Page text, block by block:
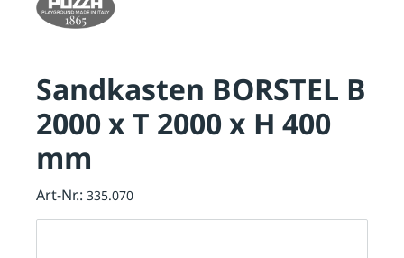
Sandkasten BORSTEL B
2000 x T 2000 x H 400
mm
Art-Nr.: 335.070